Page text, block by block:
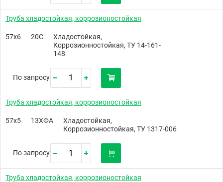
Труба хладостойкая, коррозионостойкая
57х6 20С
Хладостойкая,
Коррозионностойкая, ТУ 14-161-
148
По запросу
Труба хладостойкая, коррозионостойкая
57х5 13ХФА
Хладостойкая,
Коррозионностойкая, ТУ 1317-006
По запросу
Труба хладостойкая, коррозионостойкая